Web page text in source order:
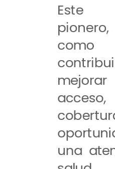
Este
como
acceso,
una